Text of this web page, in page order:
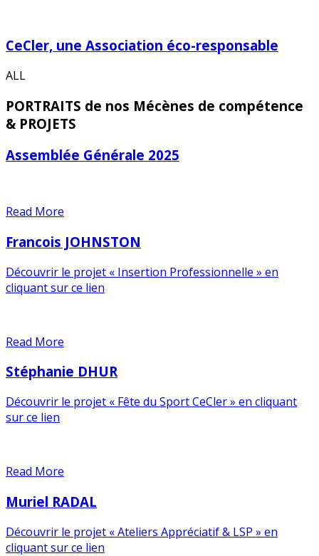
CeCler, une Association éco-responsable
ALL
PORTRAITS de nos Mécènes de compétence
& PROJETS
Assemblée Générale 2025
Read More
Francois JOHNSTON
Découvrir le projet « Insertion Professionnelle » en
cliquant sur ce lien
Read More
Stéphanie DHUR
Découvrir le projet « Fête du Sport CeCler » en cliquant
sur ce lien
Read More
Muriel RADAL
Découvrir le projet « Ateliers Appréciatif & LSP » en
cliquant sur ce lien